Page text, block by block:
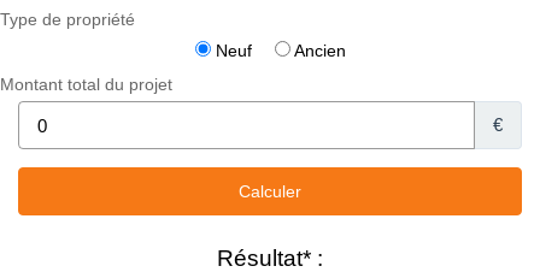
Type de propriété
Neuf
Ancien
Montant total du projet
€
Résultat* :